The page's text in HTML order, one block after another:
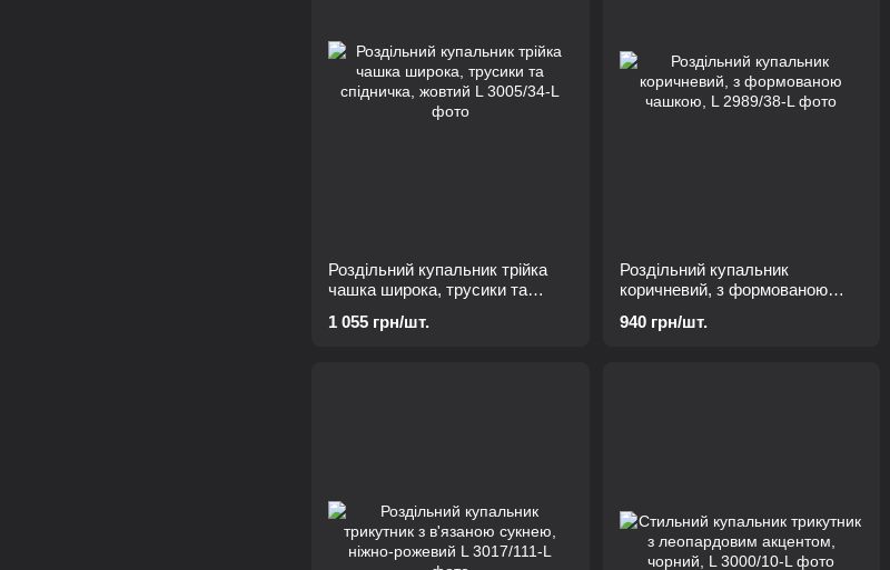
Роздільний купальник трійка
чашка широка, трусики та
1 055 грн/шт.
Роздільний купальник
коричневий, з формованою
940 грн/шт.